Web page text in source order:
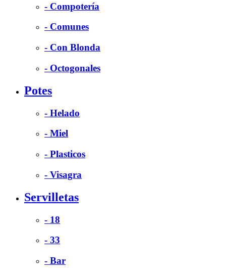
- Compotería
- Comunes
- Con Blonda
- Octogonales
Potes
- Helado
- Miel
- Plasticos
- Visagra
Servilletas
- 18
- 33
- Bar